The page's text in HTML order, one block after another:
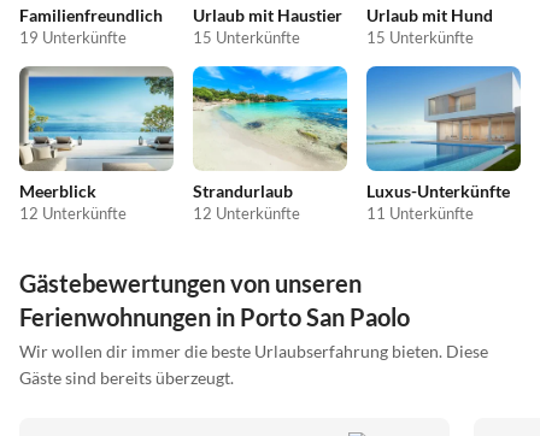
Familienfreundlich
19 Unterkünfte
Urlaub mit Haustier
15 Unterkünfte
Urlaub mit Hund
15 Unterkünfte
Meerblick
12 Unterkünfte
Strandurlaub
12 Unterkünfte
Luxus-Unterkünfte
11 Unterkünfte
Gästebewertungen von unseren
Ferienwohnungen in Porto San Paolo
Wir wollen dir immer die beste Urlaubserfahrung bieten. Diese
Gäste sind bereits überzeugt.